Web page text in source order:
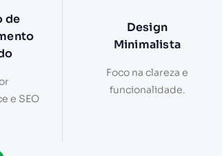
de
e SEO
Design
Minimalista
Foco na clareza e
funcionalidade.